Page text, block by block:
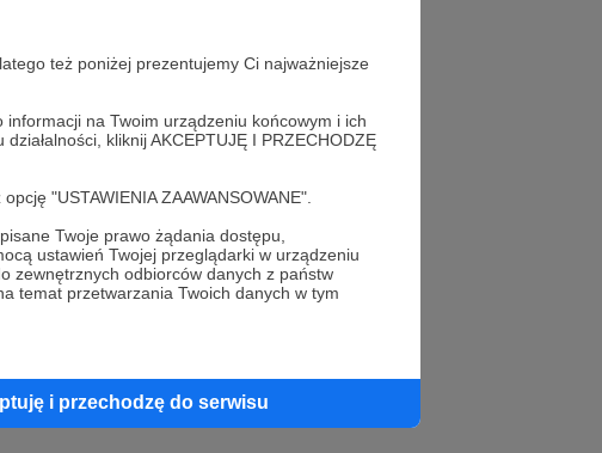
też poniżej prezentujemy Ci najważniejsze
na Twoim urządzeniu końcowym i ich
kliknij AKCEPTUJĘ I PRZECHODZĘ
"USTAWIENIA ZAAWANSOWANE".
Twoje prawo żądania dostępu,
ustawień Twojej przeglądarki w urządzeniu
zewnętrznych odbiorców danych z państw
temat przetwarzania Twoich danych w tym
i przechodzę do serwisu